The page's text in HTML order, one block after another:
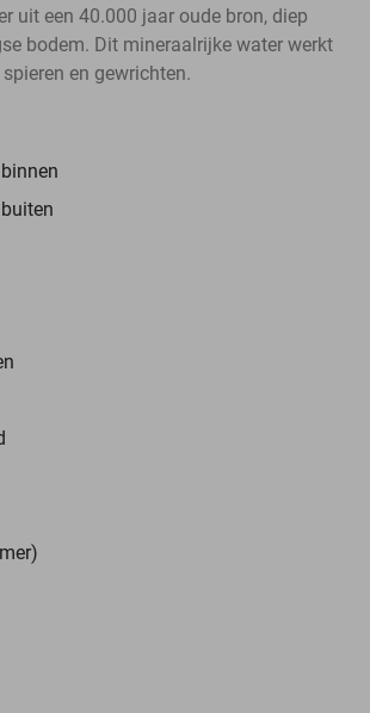
uit een 40.000 jaar oude bron, diep
bodem. Dit mineraalrijke water werkt
en gewrichten.